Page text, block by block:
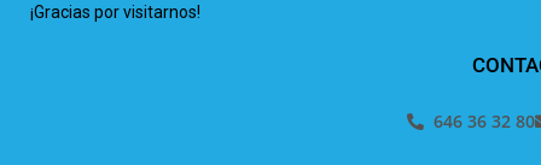
¡Gracias por visitarnos!
646 36 32 80